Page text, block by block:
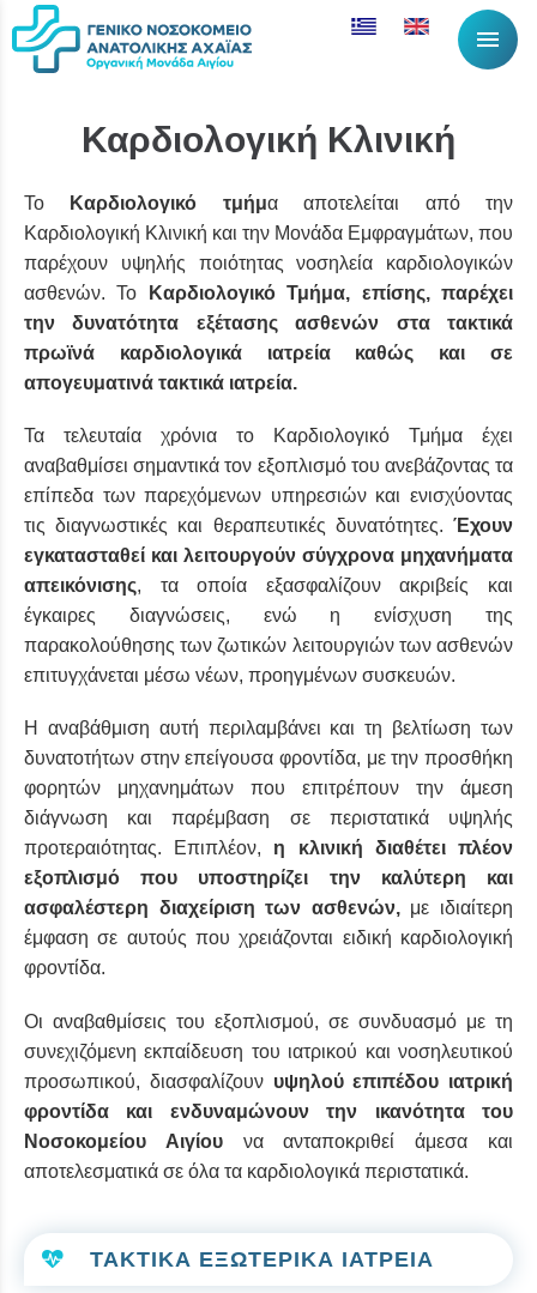
menu
Καρδιολογική Κλινική
Το Καρδιολογικό τμήμα αποτελείται από την
Καρδιολογική Κλινική και την Μονάδα Εμφραγμάτων, που
παρέχουν υψηλής ποιότητας νοσηλεία καρδιολογικών
ασθενών. Το
Καρδιολογικό Τμήμα, επίσης, παρέχει
την δυνατότητα εξέτασης ασθενών στα τακτικά
πρωϊνά καρδιολογικά ιατρεία καθώς και σε
απογευματινά τακτικά ιατρεία.
Τα τελευταία χρόνια το Καρδιολογικό Τμήμα έχει
αναβαθμίσει σημαντικά τον εξοπλισμό του ανεβάζοντας τα
επίπεδα των παρεχόμενων υπηρεσιών και ενισχύοντας
τις διαγνωστικές και θεραπευτικές δυνατότητες. Έχουν
εγκατασταθεί και λειτουργούν σύγχρονα μηχανήματα
απεικόνισης, τα οποία εξασφαλίζουν ακριβείς και
έγκαιρες διαγνώσεις, ενώ η ενίσχυση της
παρακολούθησης των ζωτικών λειτουργιών των ασθενών
επιτυγχάνεται μέσω νέων, προηγμένων συσκευών.
Η αναβάθμιση αυτή περιλαμβάνει και τη βελτίωση των
δυνατοτήτων στην επείγουσα φροντίδα, με την προσθήκη
φορητών μηχανημάτων που επιτρέπουν την άμεση
διάγνωση και παρέμβαση σε περιστατικά υψηλής
προτεραιότητας. Επιπλέον, η κλινική διαθέτει πλέον
εξοπλισμό που υποστηρίζει την καλύτερη και
ασφαλέστερη διαχείριση των ασθενών,με ιδιαίτερη
έμφαση σε αυτούς που χρειάζονται ειδική καρδιολογική
φροντίδα.
Οι αναβαθμίσεις του εξοπλισμού, σε συνδυασμό με τη
συνεχιζόμενη εκπαίδευση του ιατρικού και νοσηλευτικού
προσωπικού, διασφαλίζουν υψηλού επιπέδου ιατρική
φροντίδα και ενδυναμώνουν την ικανότητα του
Νοσοκομείου Αιγίουνα ανταποκριθεί άμεσα και
αποτελεσματικά σε όλα τα καρδιολογικά περιστατικά.
ΤΑΚΤΙΚΑ ΕΞΩΤΕΡΙΚΑ ΙΑΤΡΕΙΑ